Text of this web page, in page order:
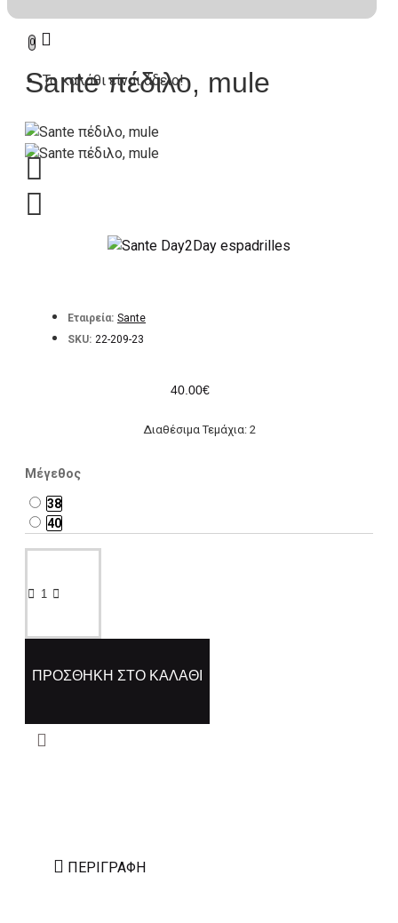
0
Το καλάθι είναι άδειο!
Sante πέδιλο, mule
Εταιρεία: Sante
SKU: 22-209-23
40.00€
Διαθέσιμα Τεμάχια: 2
Μέγεθος
38
40
ΠΡΟΣΘΉΚΗ ΣΤΟ ΚΑΛΆΘΙ
ΠΕΡΙΓΡΑΦΉ